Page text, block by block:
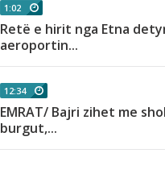
1:02
Retë e hirit nga Etna
aeroportin...
12:34
EMRAT/ Bajri zihet me
burgut,...